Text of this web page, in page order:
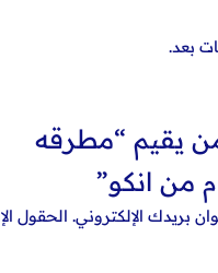
بعد.
يقيم “مطرقه
بريدك الإلكتروني. الحقول